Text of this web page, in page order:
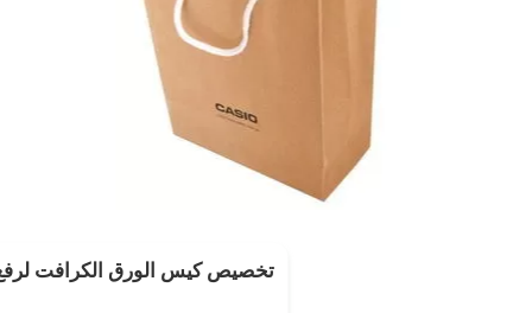
تخصيص كيس الورق الكرافت لرفع